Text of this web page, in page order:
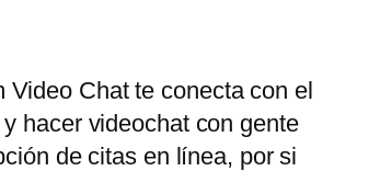
Video Chat te conecta con el
hacer videochat con gente
de citas en línea, por si